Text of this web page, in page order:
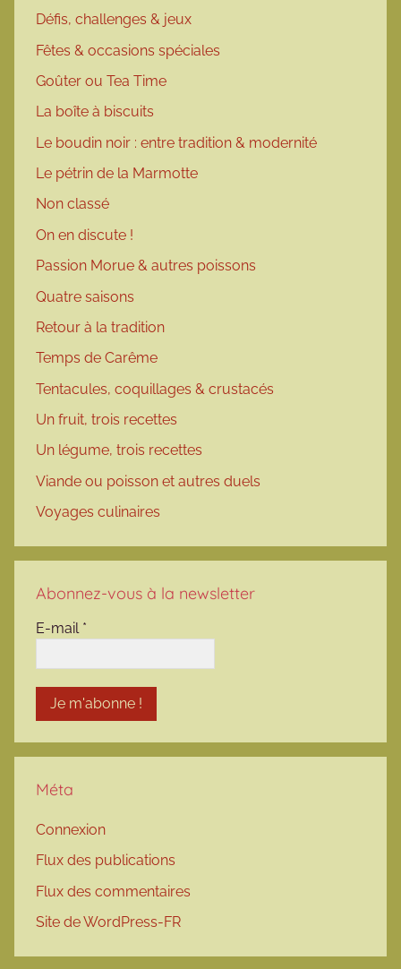
Défis, challenges & jeux
Fêtes & occasions spéciales
Goûter ou Tea Time
La boîte à biscuits
Le boudin noir : entre tradition & modernité
Le pétrin de la Marmotte
Non classé
On en discute !
Passion Morue & autres poissons
Quatre saisons
Retour à la tradition
Temps de Carême
Tentacules, coquillages & crustacés
Un fruit, trois recettes
Un légume, trois recettes
Viande ou poisson et autres duels
Voyages culinaires
Abonnez-vous à la newsletter
E-mail *
Méta
Connexion
Flux des publications
Flux des commentaires
Site de WordPress-FR